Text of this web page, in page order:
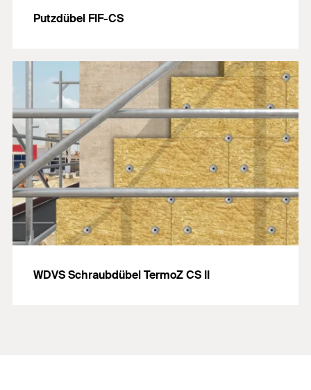
Putzdübel FIF-CS
WDVS Schraubdübel TermoZ CS II